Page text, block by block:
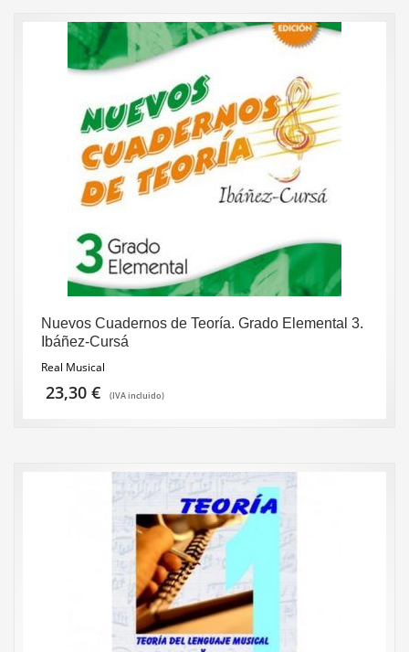
Nuevos Cuadernos de Teoría. Grado Elemental 3.
Ibáñez-Cursá
Real Musical
23,30 € (IVA incluido)